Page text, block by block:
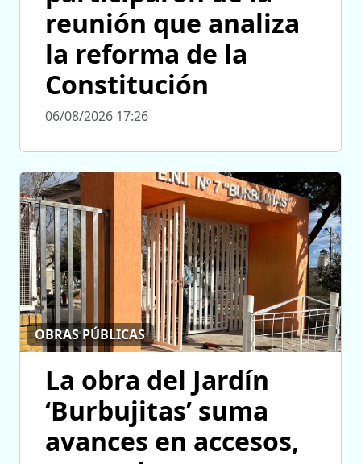
reunión que analiza
la reforma de la
Constitución
06/08/2026 17:26
OBRAS PÚBLICAS
La obra del Jardín
‘Burbujitas’ suma
avances en accesos,